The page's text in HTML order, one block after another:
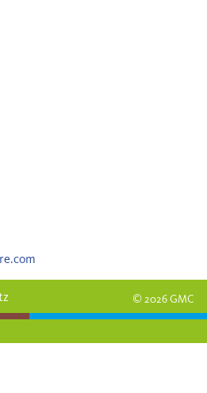
© 2026 GMC